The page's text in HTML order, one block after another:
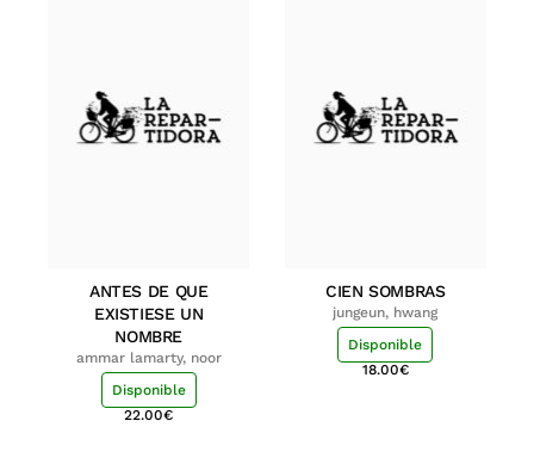
ANTES DE QUE
EXISTIESE UN
NOMBRE
ammar lamarty, noor
Disponible
22.00€
CIEN SOMBRAS
jungeun, hwang
Disponible
18.00€